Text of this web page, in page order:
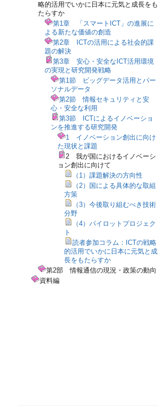
略的活用でいかに日本に元気と成長をも
たらすか
第1章 「スマートICT」の進展に
よる新たな価値の創造
第2章 ICTの活用による社会的課
題の解決
第3章 安心・安全なICT活用環境
の実現と研究開発戦略
第1節 ビッグデータ活用とパー
ソナルデータ
第2節 情報セキュリティと安
心・安全な利用
第3節 ICTによるイノベーショ
ンを推進する研究開発
1 イノベーション創出に向け
た現状と課題
2 我が国におけるイノベーシ
ョン創出に向けて
（1）課題解決の方向性
（2）国による具体的な取組
方策
（3）今後取り組むべき技術
分野
（4）パイロットプロジェク
ト
読者参加コラム：ICTの戦略
的活用でいかに日本に元気と成
長をもたらすか
第2部 情報通信の現況・政策の動向
資料編